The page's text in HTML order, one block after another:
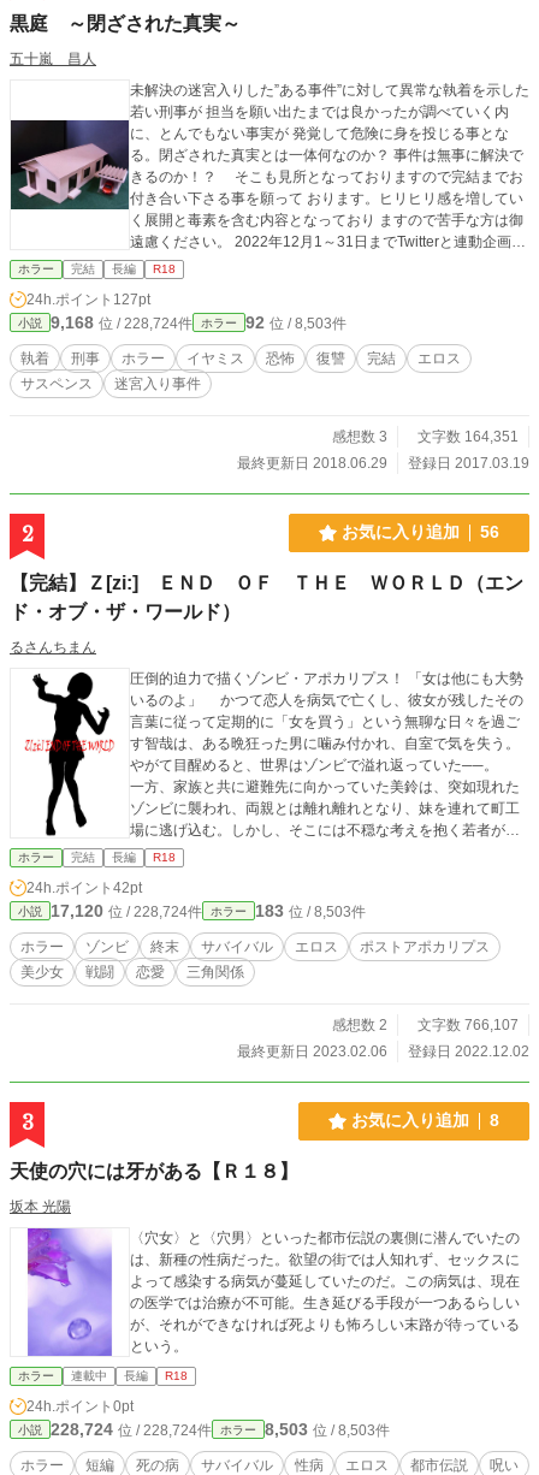
黒庭 ～閉ざされた真実～
五十嵐 昌人
未解決の迷宮入りした”ある事件”に対して異常な執着を示した
若い刑事が 担当を願い出たまでは良かったが調べていく内
に、とんでもない事実が 発覚して危険に身を投じる事とな
る。閉ざされた真実とは一体何なのか？ 事件は無事に解決で
きるのか！？ そこも見所となっておりますので完結までお
付き合い下さる事を願って おります。ヒリヒリ感を増してい
く展開と毒素を含む内容となっており ますので苦手な方は御
遠慮ください。 2022年12月1～31日までTwitterと連動企画し
ます！ 詳しくは近況ボードにて確認下さい。 皆様、今年も
後１ヶ月と少しですが宜しくお願いします！ お気に入り登録
＆感想（短くてもＯＫです）も、お待ちしております♪ ＊毎
年（節目）、読み返してみると好きなキャラが変わったり、
感じ方 や受け取り方も違ってくる内容となっております。
ホラー 完結 長編 R18
24h.ポイント 127pt
小説 9,168 位 / 228,724件 ホラー 92 位 / 8,503件
執着 刑事 ホラー イヤミス 恐怖 復讐 完結
エロス
サスペンス
迷宮入り事件
感想数 3
文字数 164,351
最終更新日 2018.06.29
登録日 2017.03.19
2 お気に入り追加 56
【完結】Ｚ[zi:] ＥＮＤ ＯＦ ＴＨＥ ＷＯＲＬＤ（エン
ド・オブ・ザ・ワールド）
るさんちまん
圧倒的迫力で描くゾンビ・アポカリプス！ 「女は他にも大勢
いるのよ」 かつて恋人を病気で亡くし、彼女が残したその
言葉に従って定期的に「女を買う」という無聊な日々を過ご
す智哉は、ある晩狂った男に噛み付かれ、自室で気を失う。
やがて目醒めると、世界はゾンビで溢れ返っていた──。
一方、家族と共に避難先に向かっていた美鈴は、突如現れた
ゾンビに襲われ、両親とは離れ離れとなり、妹を連れて町工
場に逃げ込む。しかし、そこには不穏な考えを抱く若者がい
て、彼女に貞操の危機が迫る。果たして彼らは無事に生き残
ることができるのか？ 全４部からなる大人向けの本格的サ
バイバル＆エロスのエンターテインメント小説。「ミッドナ
イトノベルズ」(小説家になろう系の大人向けサイト)と「カク
ヨム」で掲載している作品ですが、「カクヨム」では不完全
な修正版とせざるを得なかったため、完全版をこちらで公開
することにしました（運営から指摘があれば変更・削除する
かったものです。WEB用には書いていないため、読みづらい
部分があるかとは思いますが、よろしくお願いします。な
ホラー 完結 長編 R18
24h.ポイント 42pt
小説 17,120 位 / 228,724件 ホラー 183 位 / 8,503件
ホラー ゾンビ 終末 サバイバル エロス
ポストアポカリプス
美少女
戦闘 恋愛 三角関係
感想数 2
文字数 766,107
最終更新日 2023.02.06
登録日 2022.12.02
3 お気に入り追加 8
天使の穴には牙がある【Ｒ１８】
坂本 光陽
〈穴女〉と〈穴男〉といった都市伝説の裏側に潜んでいたの
は、新種の性病だった。欲望の街では人知れず、セックスに
よって感染する病気が蔓延していたのだ。この病気は、現在
の医学では治療が不可能。生き延びる手段が一つあるらしい
が、それができなければ死よりも怖ろしい末路が待っている
という。
ホラー 連載中 長編 R18
24h.ポイント 0pt
小説 228,724 位 / 228,724件 ホラー 8,503 位 / 8,503件
ホラー 短編 死の病 サバイバル 性病 エロス 都市伝説
呪い